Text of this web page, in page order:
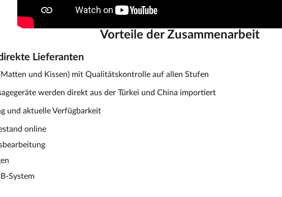
Vorteile der Zusammenarbeit
Lieferanten
und Kissen) mit Qualitätskontrolle auf allen Stufen
werden direkt aus der Türkei und China importiert
und aktuelle Verfügbarkeit
online
System